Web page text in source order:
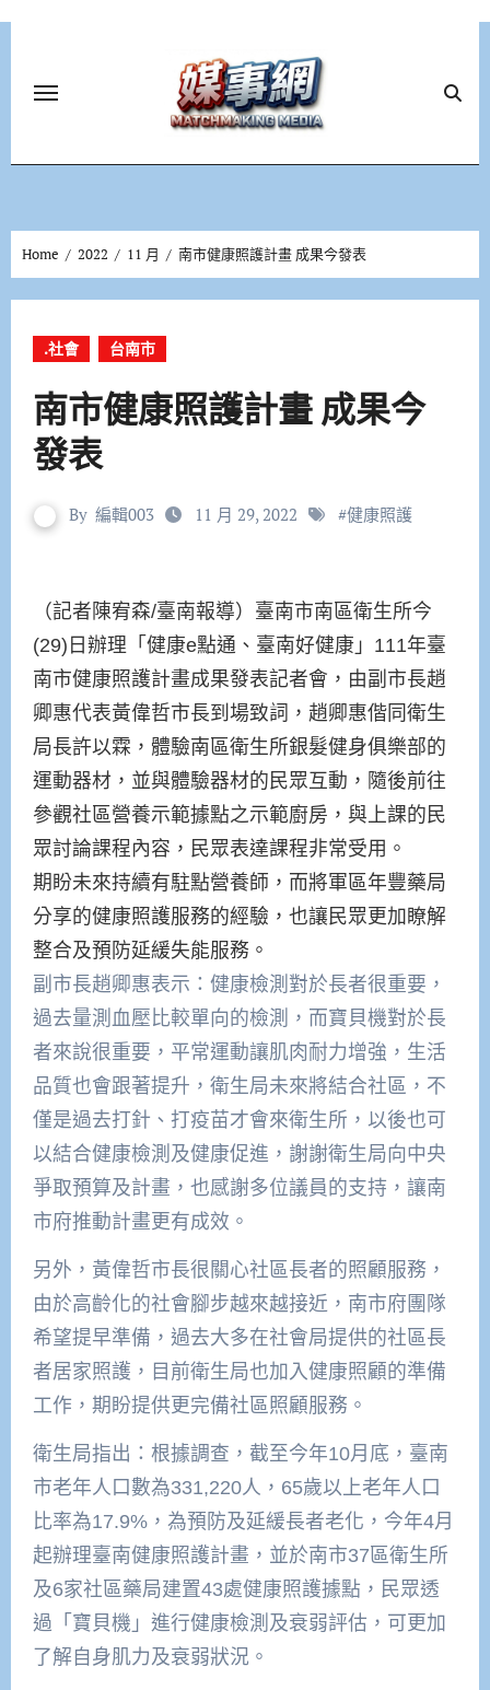
Home 2022 11 月 南市健康照護計畫 成果今發表
.社會 台南市
南市健康照護計畫 成果今
發表
By 編輯003 11 月 29, 2022 #健康照護
（記者陳宥森/臺南報導）臺南市南區衛生所今
(29)日辦理「健康e點通、臺南好健康」111年臺
南市健康照護計畫成果發表記者會，由副市長趙
卿惠代表黃偉哲市長到場致詞，趙卿惠偕同衛生
局長許以霖，體驗南區衛生所銀髮健身俱樂部的
運動器材，並與體驗器材的民眾互動，隨後前往
參觀社區營養示範據點之示範廚房，與上課的民
眾討論課程內容，民眾表達課程非常受用。
期盼未來持續有駐點營養師，而將軍區年豐藥局
分享的健康照護服務的經驗，也讓民眾更加瞭解
整合及預防延緩失能服務。
副市長趙卿惠表示：健康檢測對於長者很重要，
過去量測血壓比較單向的檢測，而寶貝機對於長
者來說很重要，平常運動讓肌肉耐力增強，生活
品質也會跟著提升，衛生局未來將結合社區，不
僅是過去打針、打疫苗才會來衛生所，以後也可
以結合健康檢測及健康促進，謝謝衛生局向中央
爭取預算及計畫，也感謝多位議員的支持，讓南
市府推動計畫更有成效。
另外，黃偉哲市長很關心社區長者的照顧服務，
由於高齡化的社會腳步越來越接近，南市府團隊
希望提早準備，過去大多在社會局提供的社區長
者居家照護，目前衛生局也加入健康照顧的準備
工作，期盼提供更完備社區照顧服務。
衛生局指出：根據調查，截至今年10月底，臺南
市老年人口數為331,220人，65歲以上老年人口
比率為17.9%，為預防及延緩長者老化，今年4月
起辦理臺南健康照護計畫，並於南市37區衛生所
及6家社區藥局建置43處健康照護據點，民眾透
過「寶貝機」進行健康檢測及衰弱評估，可更加
了解自身肌力及衰弱狀況。